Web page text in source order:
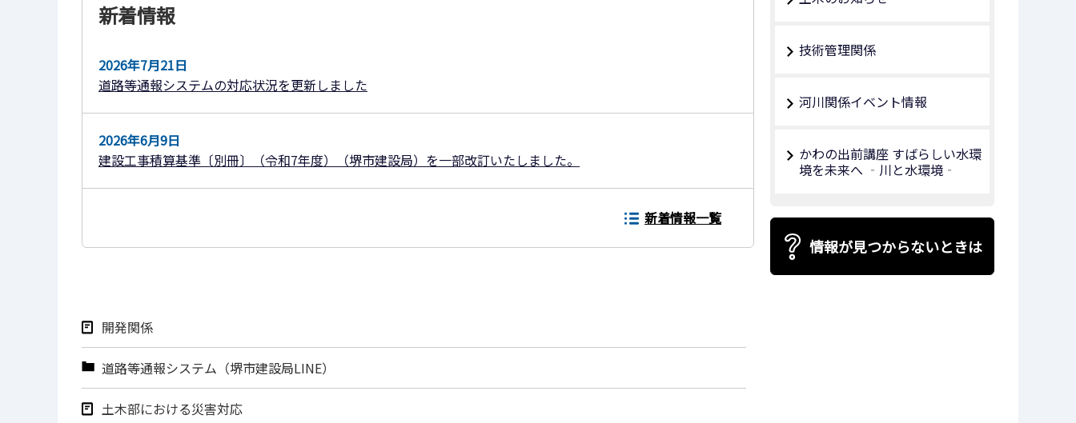
新着情報
2026年7月21日
道路等通報システムの対応状況を更新しました
2026年6月9日
建設⼯事積算基準〔別冊〕（令和7年度）（堺市建設局）を一部改訂いたしました。
新着情報一覧
開発関係
道路等通報システム（堺市建設局LINE）
土木部における災害対応
技術管理関係
河川関係イベント情報
かわの出前講座 すばらしい水環
境を未来へ ‐川と水環境‐
情報が見つからないときは